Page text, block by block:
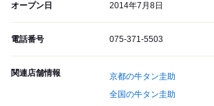
オープン日 2014年7月8日
電話番号 075-371-5503
関連店舗情報
京都の牛タン圭助
全国の牛タン圭助